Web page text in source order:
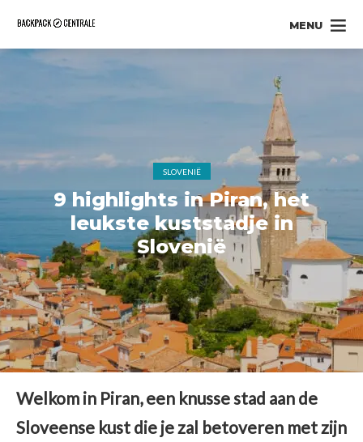
MENU
SLOVENIË
9 highlights in Piran, het
leukste kuststadje in
Slovenië
Welkom in Piran, een knusse stad aan de
Sloveense kust die je zal betoveren met zijn